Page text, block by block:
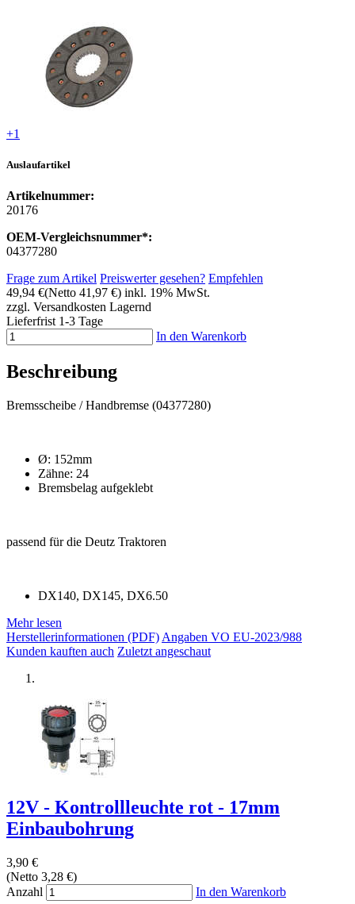
+1
Auslaufartikel
Artikelnummer:
20176
OEM-Vergleichsnummer*:
04377280
Frage zum Artikel Preiswerter gesehen? Empfehlen
49,94 €(Netto 41,97 €) inkl. 19% MwSt.
zzgl. Versandkosten Lagernd
Lieferfrist 1-3 Tage
In den Warenkorb
Beschreibung
Bremsscheibe / Handbremse (04377280)
Ø: 152mm
Zähne: 24
Bremsbelag aufgeklebt
passend für die Deutz Traktoren
DX140, DX145, DX6.50
Mehr lesen
Herstellerinformationen (PDF) Angaben VO EU-2023/988
Kunden kauften auch Zuletzt angeschaut
12V - Kontrollleuchte rot - 17mm
Einbaubohrung
3,90 €
(Netto 3,28 €)
Anzahl
In den Warenkorb